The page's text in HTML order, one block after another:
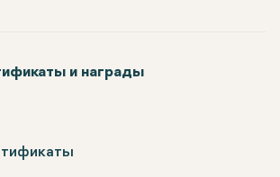
и награды